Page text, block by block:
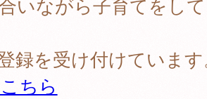
いながら子育てをし
録を受け付けていま
ちら